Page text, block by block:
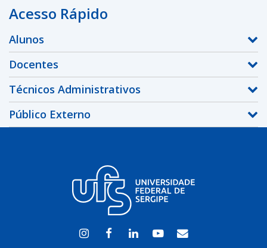
Acesso Rápido
Alunos
Docentes
Técnicos Administrativos
Público Externo
InstagramFacebook
LinkedinYoutubeWEBMAIL